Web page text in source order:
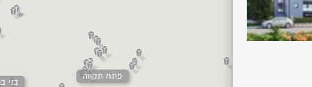
בני
פתח תקווה